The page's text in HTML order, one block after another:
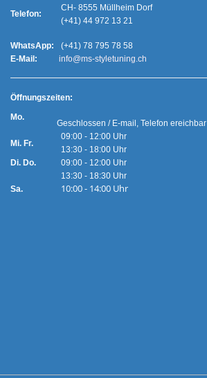
Telefon:
CH- 8555 Müllheim Dorf
(+41) 44 972 13 21
WhatsApp:
(+41) 78 795 78 58
E-Mail:
info@ms-styletuning.ch
Öffnungszeiten:
Mo.
Mi. Fr.
Geschlossen / E-mail, Telefon ereichbar
09:00 - 12:00 Uhr
13:30 - 18:00 Uhr
Di. Do.
Sa.
09:00 - 12:00 Uhr
13:30 - 18:30 Uhr
10:00 - 14:00 Uhr